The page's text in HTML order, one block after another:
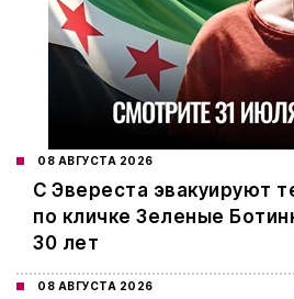
08 АВГУСТА 2026
С Эвереста эвакуируют
по кличке Зеленые
30 лет
08 АВГУСТА 2026